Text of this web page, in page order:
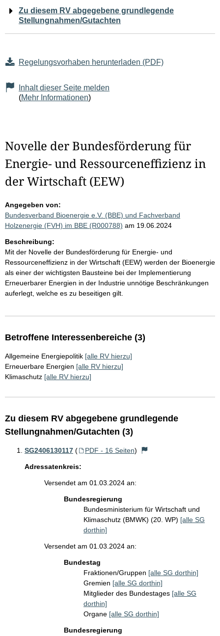
Seiteninhalt
Zu diesem RV abgegebene grundlegende
Stellungnahmen/Gutachten
Regelungsvorhaben herunterladen (PDF)
Inhalt dieser Seite melden
(Mehr Informationen)
Novelle der Bundesförderung für
Energie- und Ressourceneffizienz in
der Wirtschaft (EEW)
Angegeben von:
Bundesverband Bioenergie e.V. (BBE) und Fachverband
Holzenergie (FVH) im BBE (R000788) am 19.06.2024
Beschreibung:
Mit der Novelle der Bundesförderung für Energie- und
Ressourceneffizienz in der Wirtschaft (EEW) werden der Bioenergie
als einer der wichtigsten Bausteine bei der Implementierung
Erneuerbarer Energien in der Industrie unnötige Beschränkungen
auferlegt, welche es zu beseitigen gilt.
Betroffene Interessenbereiche (3)
Allgemeine Energiepolitik [alle RV hierzu]
Erneuerbare Energien [alle RV hierzu]
Klimaschutz [alle RV hierzu]
Zu diesem RV abgegebene grundlegende
Stellungnahmen/Gutachten (3)
SG2406130117 ( PDF - 16 Seiten)
Adressatenkreis:
Versendet am 01.03.2024 an:
Bundesregierung
Bundesministerium für Wirtschaft und
Klimaschutz (BMWK) (20. WP) [alle SG
dorthin]
Versendet am 01.03.2024 an:
Bundestag
Fraktionen/Gruppen [alle SG dorthin]
Gremien [alle SG dorthin]
Mitglieder des Bundestages [alle SG
dorthin]
Organe [alle SG dorthin]
Bundesregierung